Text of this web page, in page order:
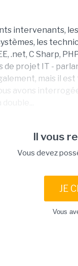
intervenants,
les
.net, C Sharp,
de projet IT -
mais il
avons
Il vous
Vous devez
JE
Vous